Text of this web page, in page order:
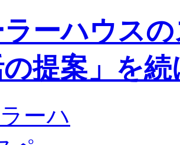
ラーハウス
提案」を